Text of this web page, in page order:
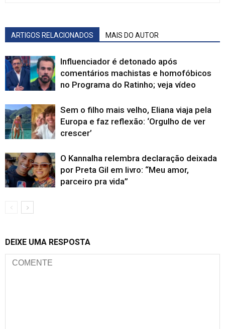
ARTIGOS RELACIONADOS MAIS DO AUTOR
Influenciador é detonado após
comentários machistas e homofóbicos
no Programa do Ratinho; veja vídeo
Sem o filho mais velho, Eliana viaja pela
Europa e faz reflexão: ‘Orgulho de ver
crescer’
O Kannalha relembra declaração deixada
por Preta Gil em livro: “Meu amor,
parceiro pra vida”
DEIXE UMA RESPOSTA